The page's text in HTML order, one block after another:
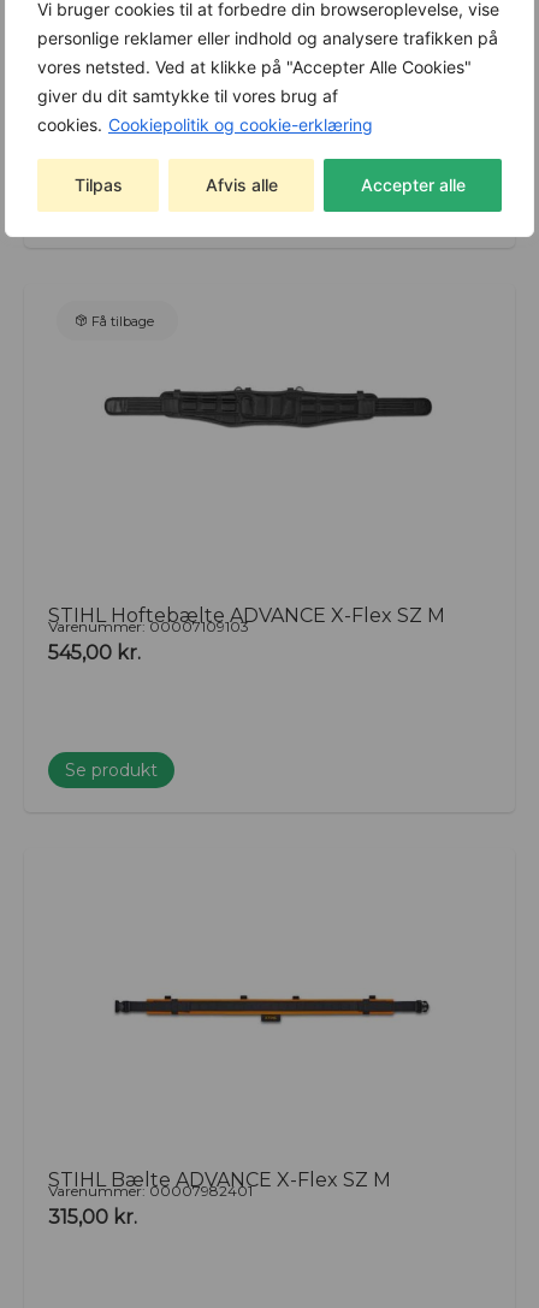
Vi bruger cookies til at forbedre din browseroplevelse, vise
personlige reklamer eller indhold og analysere trafikken på
vores netsted. Ved at klikke på "Accepter Alle Cookies"
giver du dit samtykke til vores brug af
cookies. Cookiepolitik og cookie-erklæring
Tilpas Afvis alle Accepter alle
STIHL Batteri-sele ADVANCE X-Flex
Varenummer: 00000074803
865,00kr.
Få tilbage
STIHL Hoftebælte ADVANCE X-Flex SZ M
Varenummer: 00007109103
545,00 kr.
Se produkt
STIHL Bælte ADVANCE X-Flex SZ M
Varenummer: 00007982401
315,00 kr.